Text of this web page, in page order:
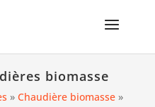
biomasse
»Chaudière biomasse »